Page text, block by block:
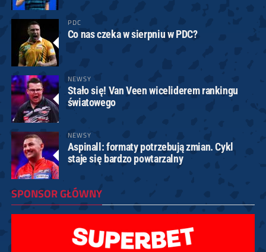
PDC
Co nas czeka w sierpniu w PDC?
NEWSY
Stało się! Van Veen wiceliderem rankingu
światowego
NEWSY
Aspinall: formaty potrzebują zmian. Cykl
staje się bardzo powtarzalny
SPONSOR GŁÓWNY